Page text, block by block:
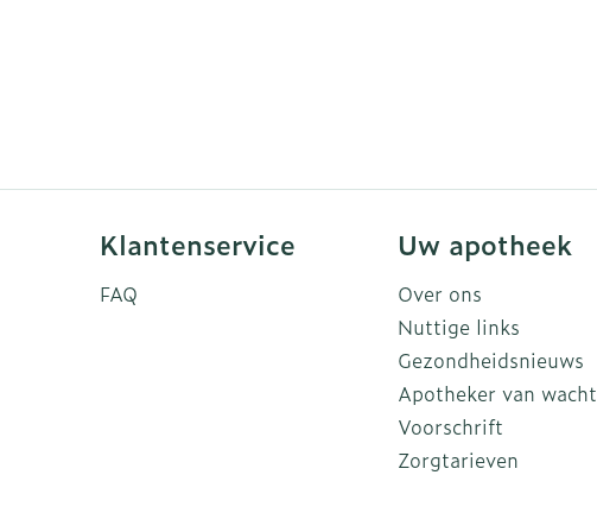
Klantenservice
FAQ
Uw apotheek
Over ons
Nuttige links
Gezondheidsnieuws
Apotheker van wacht
Voorschrift
Zorgtarieven